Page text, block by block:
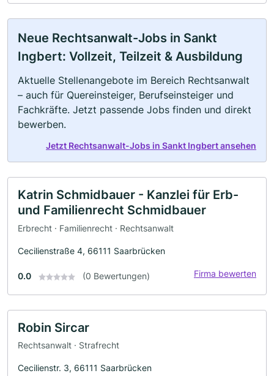
Neue Rechtsanwalt-Jobs in Sankt
Ingbert: Vollzeit, Teilzeit & Ausbildung
Aktuelle Stellenangebote im Bereich Rechtsanwalt
– auch für Quereinsteiger, Berufseinsteiger und
Fachkräfte. Jetzt passende Jobs finden und direkt
bewerben.
Jetzt Rechtsanwalt-Jobs in Sankt Ingbert ansehen
Katrin Schmidbauer - Kanzlei für Erb-
und Familienrecht Schmidbauer
Erbrecht · Familienrecht · Rechtsanwalt
Cecilienstraße 4, 66111 Saarbrücken
0.0 (0 Bewertungen) Firma bewerten
Robin Sircar
Rechtsanwalt · Strafrecht
Cecilienstr. 3, 66111 Saarbrücken